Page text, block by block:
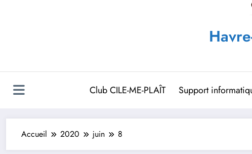
Club CILE-ME-PLAÎT Support
Accueil 2020 juin 8